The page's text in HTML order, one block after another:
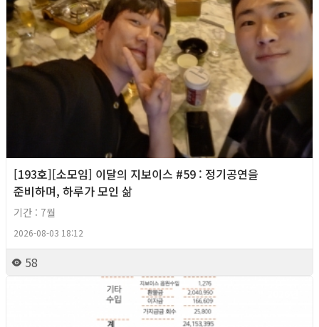
[193호][소모임] 이달의 지보이스 #59 : 정기공연을
준비하며, 하루가 모인 삶
기간 : 7월
2026-08-03 18:12
58